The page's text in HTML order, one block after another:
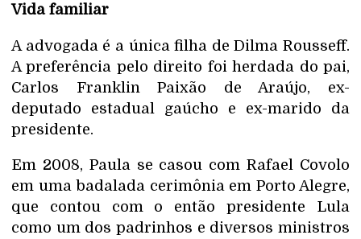
Vida familiar
A advogada é a única filha de Dilma Rousseff.
A preferência pelo direito foi herdada do pai,
Carlos Franklin Paixão de Araújo, ex-
deputado estadual gaúcho e ex-marido da
presidente.
Em 2008, Paula se casou com Rafael Covolo
em uma badalada cerimônia em Porto Alegre,
que contou com o então presidente Lula
como um dos padrinhos e diversos ministros